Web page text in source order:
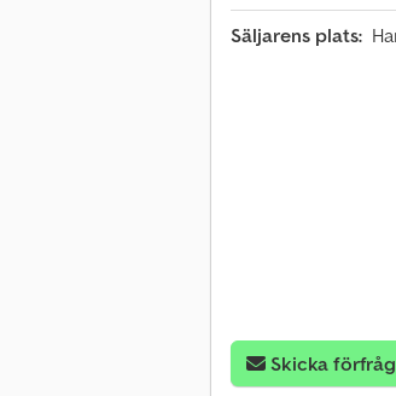
Säljarens plats:
Skicka